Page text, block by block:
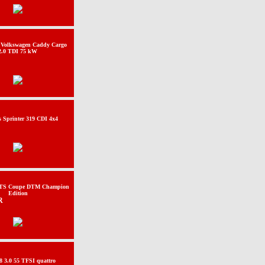
Caddy Cargo
TDI 75 kW
Sprinter 319 CDI 4x4
Coupe DTM Champion
Edition
3.0 55 TFSI quattro